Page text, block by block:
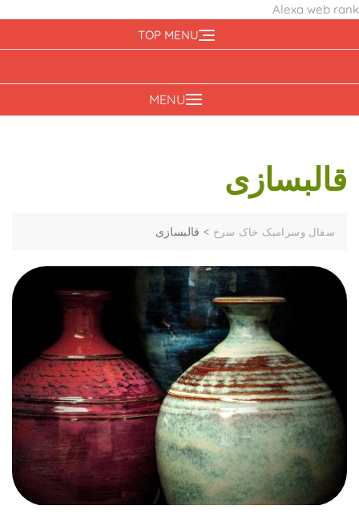
Alexa web rank
to
TOP MENU
MENU
قالبسازی
سفال وسرامیک خاک سرخ > قالبسازی